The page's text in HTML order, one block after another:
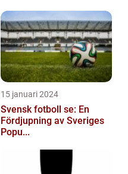
15 januari 2024
Svensk fotboll se: En
Fördjupning av Sveriges
Popu...